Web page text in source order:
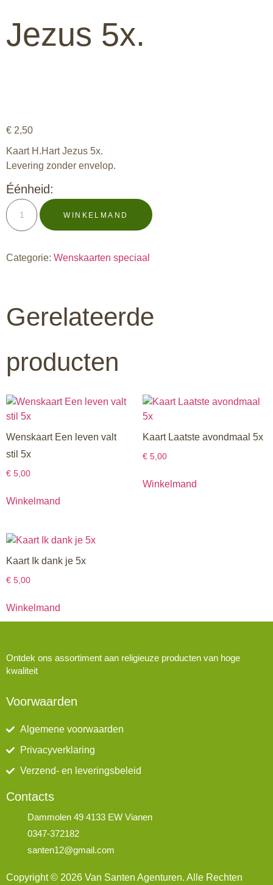
Jezus 5x.
€ 2,50
Kaart H.Hart Jezus 5x.
Levering zonder envelop.
Éénheid:
WINKELMAND
Categorie: Wenskaarten speciaal
Gerelateerde
producten
Wenskaart Een leven valt
stil 5x
€ 5,00
Winkelmand
Kaart Laatste avondmaal 5x
€ 5,00
Winkelmand
Kaart Ik dank je 5x
€ 5,00
Winkelmand
Ontdek ons assortiment aan religieuze producten van hoge
kwaliteit
Voorwaarden
Algemene voorwaarden
Privacyverklaring
Verzend- en leveringsbeleid
Contacts
Dammolen 49 4133 EW Vianen
0347-372182
santen12@gmail.com
Copyright © 2026 Van Santen Agenturen. Alle Rechten